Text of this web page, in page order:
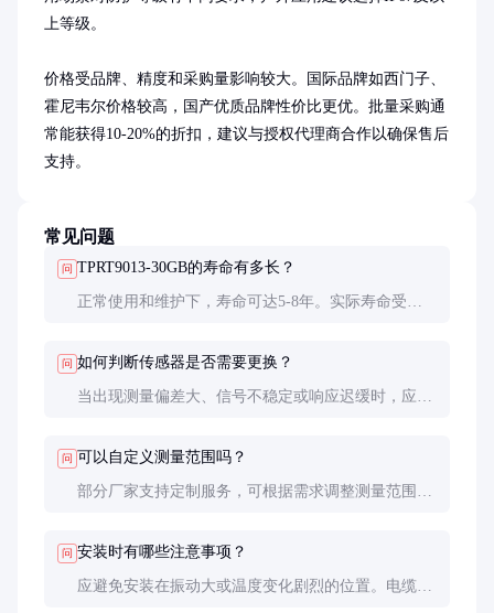
上等级。
价格受品牌、精度和采购量影响较大。国际品牌如西门子、
霍尼韦尔价格较高，国产优质品牌性价比更优。批量采购通
常能获得10-20%的折扣，建议与授权代理商合作以确保售后
支持。
常见问题
问 TPRT9013-30GB的寿命有多长？
正常使用和维护下，寿命可达5-8年。实际寿命受工
问 如何判断传感器是否需要更换？
当出现测量偏差大、信号不稳定或响应迟缓时，应先
问 可以自定义测量范围吗？
部分厂家支持定制服务，可根据需求调整测量范围。
问 安装时有哪些注意事项？
应避免安装在振动大或温度变化剧烈的位置。电缆布